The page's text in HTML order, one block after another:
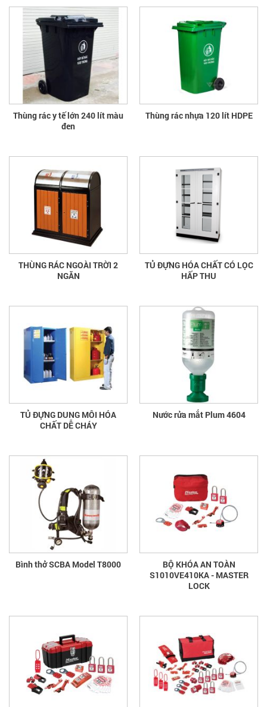
Thùng rác y tế lớn 240 lít màu
đen
Thùng rác nhựa 120 lít HDPE
THÙNG RÁC NGOÀI TRỜI 2
NGĂN
TỦ ĐỰNG HÓA CHẤT CÓ LỌC
HẤP THU
TỦ ĐỰNG DUNG MÔI HÓA
CHẤT DỄ CHÁY
Nước rửa mắt Plum 4604
Bình thở SCBA Model T8000
BỘ KHÓA AN TOÀN
S1010VE410KA - MASTER
LOCK